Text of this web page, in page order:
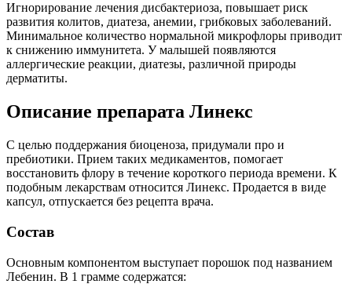
Игнорирование лечения дисбактериоза, повышает риск
развития колитов, диатеза, анемии, грибковых заболеваний.
Минимальное количество нормальной микрофлоры приводит
к снижению иммунитета. У малышей появляются
аллергические реакции, диатезы, различной природы
дерматиты.
Описание препарата Линекс
С целью поддержания биоценоза, придумали про и
пребиотики. Прием таких медикаментов, помогает
восстановить флору в течение короткого периода времени. К
подобным лекарствам относится Линекс. Продается в виде
капсул, отпускается без рецепта врача.
Состав
Основным компонентом выступает порошок под названием
Лебенин. В 1 грамме содержатся: